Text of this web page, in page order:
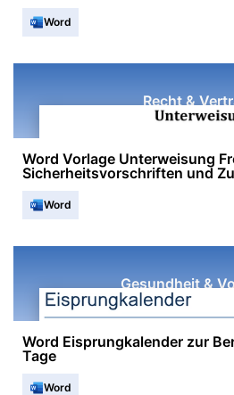
Word
Recht &
Word Vorlage Unterweisung
Sicherheitsvorschriften und
Word
Gesundheit &
Word Eisprungkalender zur
Tage
Word